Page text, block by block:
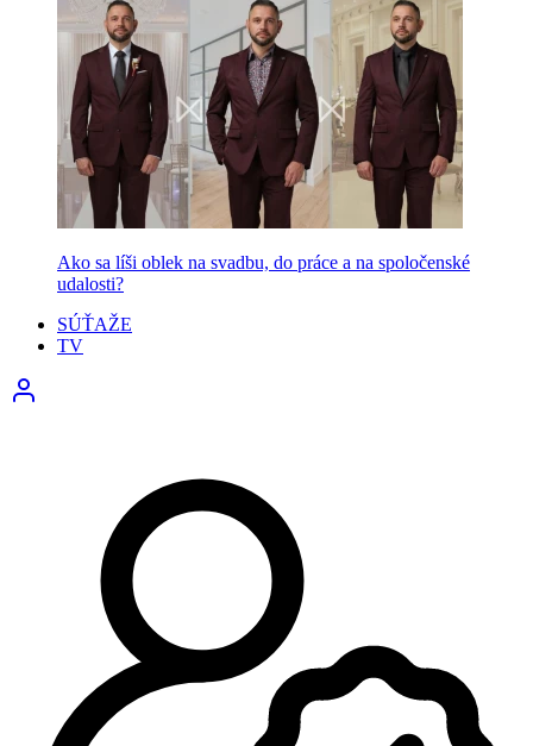
Ako sa líši oblek na svadbu, do práce a na spoločenské
udalosti?
SÚŤAŽE
TV